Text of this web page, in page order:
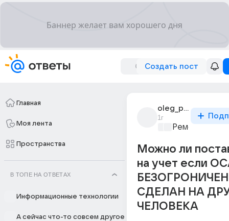
Создать пост
Главная
Моя лента
Пространства
В ТОПЕ НА ОТВЕТАХ
Информационные технологии
А сейчас что-то совсем другое
oleg_peredelkin_4
1г
Ремонт и
Можно ли
на учет если
СДЕЛАН НА
ЧЕЛОВЕКА